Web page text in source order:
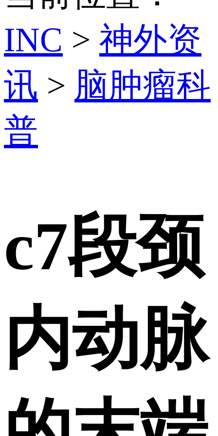
INC > 神外资
讯 > 脑肿瘤科
普
c7段颈
内动脉